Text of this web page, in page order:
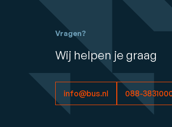
Vragen?
Wij helpen je graag
info@bus.nl 088-